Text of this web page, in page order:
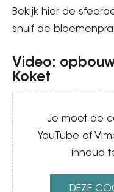
Bekijk hier de
snuif de
Video:
Koket
Video
Je moet de
YouTube of
inhoud
DEZE